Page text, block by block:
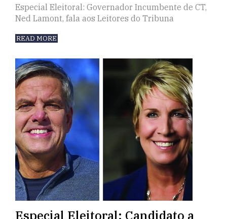
Especial Eleitoral: Governador Incumbente de CT,
Ned Lamont, fala aos Leitores do Tribuna
READ MORE
Especial Eleitoral: Candidato a